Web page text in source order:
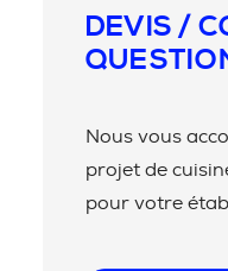
DEVIS /
Nous vous
projet de
pour votre